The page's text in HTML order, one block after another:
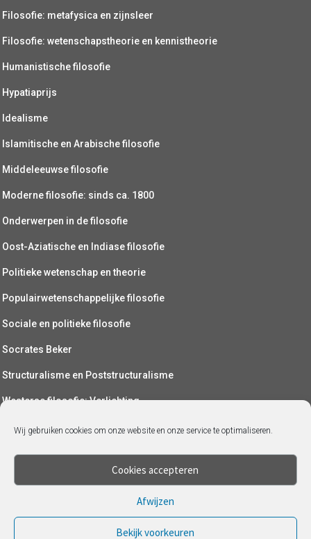
Wij gebruiken cookies om onze website en onze service te optimaliseren.
Cookies accepteren
Afwijzen
Bekijk voorkeuren
Filosofie: metafysica en zijnsleer
Filosofie: wetenschapstheorie en kennistheorie
Humanistische filosofie
Hypatiaprijs
Idealisme
Islamitische en Arabische filosofie
Middeleeuwse filosofie
Moderne filosofie: sinds ca. 1800
Onderwerpen in de filosofie
Oost-Aziatische en Indiase filosofie
Politieke wetenschap en theorie
Populairwetenschappelijke filosofie
Sociale en politieke filosofie
Socrates Beker
Structuralisme en Poststructuralisme
Westerse filosofie: Verlichting
Wetenschapsfilosofie
Yoga (als filosofie)